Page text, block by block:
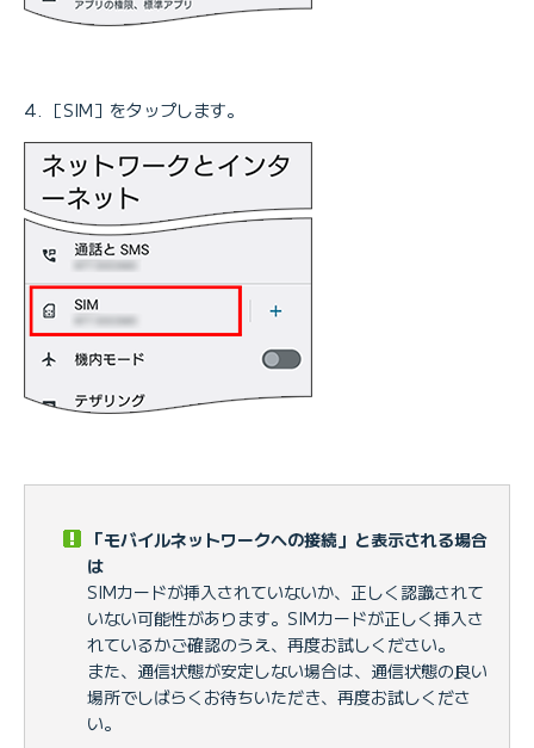
［SIM］をタップします。
「モバイルネットワークへの接続」と表示される場合
は
SIMカードが挿入されていないか、正しく認識されて
いない可能性があります。SIMカードが正しく挿入さ
れているかご確認のうえ、再度お試しください。
また、通信状態が安定しない場合は、通信状態の良い
場所でしばらくお待ちいただき、再度お試しくださ
い。